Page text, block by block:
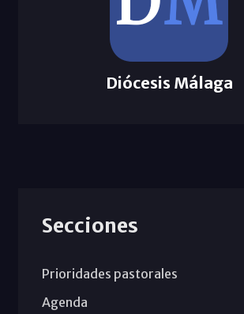
Diócesis Málaga
Secciones
Prioridades pastorales
Agenda